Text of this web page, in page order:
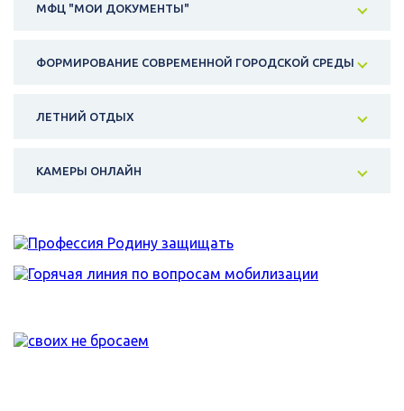
МФЦ "МОИ ДОКУМЕНТЫ"
ФОРМИРОВАНИЕ СОВРЕМЕННОЙ ГОРОДСКОЙ СРЕДЫ
ЛЕТНИЙ ОТДЫХ
КАМЕРЫ ОНЛАЙН